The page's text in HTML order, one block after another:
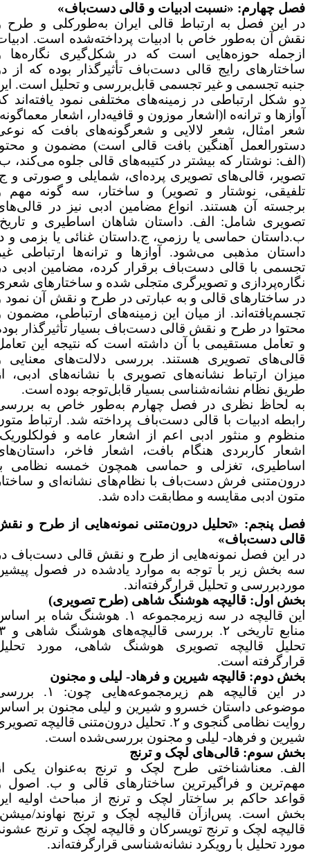
چهارم: «نسبت ادبیات و قالی دست‌باف»
این فصل به ارتباط قالی ایران به‌طورکلی و طرح و
آن به‌طور خاص با ادبیات پرداخته‌شده است. ادبیات
حوزه‌هایی است که در شکل‌گیری نگاره‌ها و
رایج قالی دست‌باف تأثیرگذار بوده که از دو
تجسمی و غیر تجسمی قابل‌بررسی و تحلیل است. این
شکل ارتباطی در زمینه‌های مختلفی نمود یافته‌اند که
و ترانه‌ه ا(اشعار موزون و قافیه‌دار، اشعار معماگونه،
امثال، شعر لالایی و شعرگونه‌های بافت که نوعی
آهنگین بافت قالی است) مضمون و محتوا
نوشتار که بیشتر در کتیبه‌های قالی جلوه می‌کند، ب:
قالی‌های تصویری پرده‌ای، شمایلی و صورتی و ج:
نوشتار و تصویر) و ساختار، سه گونه مهم و
آن هستند. انواع مضامین ادبی نیز در قالی‌های
شامل: الف. داستان شاهان اساطیری و تاریخ،
حماسی یا رزمی، ج.داستان غنائی یا بزمی و د.
مذهبی می‌شود. آوازها و ترانه‌ها ارتباطی غیر
با قالی دست‌باف برقرار کرده، مضامین ادبی در
و تصویرگری متجلی شده و ساختارهای شعری
ساختارهای قالی و به عبارتی در طرح و نقش آن نمود و
از میان این زمینه‌های ارتباطی، مضمون و
در طرح و نقش قالی دست‌باف بسیار تأثیرگذار بوده
تعامل مستقیمی با آن داشته است که نتیجه این تعامل
تصویری هستند. بررسی دلالت‌های معنایی و
ارتباط نشانه‌های تصویری با نشانه‌های ادبی، از
نظام نشانه‌شناسی بسیار قابل‌توجه بوده است.
لحاظ نظری در فصل چهارم به‌طور خاص به بررسی
ادبیات با قالی دست‌باف پرداخته شد. ارتباط متون
و منثور ادبی اعم از اشعار عامه و فولکلوریک،
کاربردی هنگام بافت، اشعار فاخر، داستان‌های
تغزلی و حماسی همچون خمسه نظامی با
فرش دست‌باف با نظام‌های نشانه‌ای و ساختار
ادبی مقایسه و مطابقت داده شد.
پنجم: «تحلیل درون‌متنی نمونه‌هایی از طرح و نقش
دست‌باف»
این فصل نمونه‌هایی از طرح و نقش قالی دست‌باف در
بخش زیر با توجه به موارد یادشده در فصول پیشین
و تحلیل قرارگرفته‌اند.
اول: قالیچه هوشنگ شاهی (طرح تصویری)
این قالیچه در سه زیرمجموعه ۱. هوشنگ شاه بر اساس
منابع تاریخی ۲. بررسی قالیچه‌های هوشنگ شاهی و ۳.
قالیچه تصویری هوشنگ شاهی، مورد تحلیل
است.
دوم: قالیچه شیرین و فرهاد- لیلی و مجنون
در این قالیچه هم زیرمجموعه‌هایی چون: ۱. بررسی
داستان خسرو و شیرین و لیلی مجنون بر اساس
روایت نظامی گنجوی و ۲. تحلیل درون‌متنی قالیچه تصویری
و فرهاد- لیلی و مجنون بررسی‌شده است.
سوم: قالی‌های لچک و ترنج
معناشناختی طرح لچک و ترنج به‌عنوان یکی از
و فراگیرترین ساختارهای قالی و ب. اصول و
حاکم بر ساختار لچک و ترنج از مباحث اولیه این
است. پس‌ازآن قالیچه لچک و ترنج نهاوند/میشن،
لچک و ترنج تویسرکان و قالیچه لچک و ترنج عشوند
تحلیل با رویکرد نشانه‌شناسی قرارگرفته‌اند.